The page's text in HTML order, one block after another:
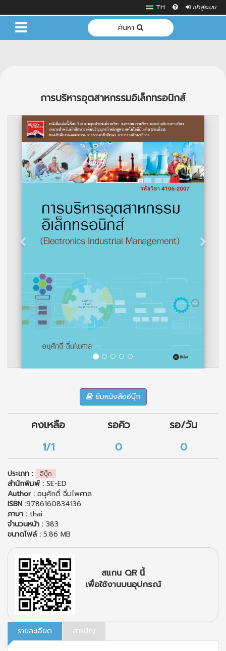
TH เข้าสู่ระบบ
ค้นหา
การบริหารอุตสาหกรรมอิเล็กทรอนิกส์
Previous Next
ยืมหนังสืออีบุ๊ก
คงเหลือ รอคิว
รอ/วัน
1/1
0 0
ประเภท : อีบุ๊ก
สำนักพิมพ์ : SE-ED
Author : อนุศักดิ์ ฉิ่มไพศาล
ISBN :9786160834136
ภาษา : thai
จำนวนหน้า : 383
ขนาดไฟล์ : 5.86 MB
สแกน QR นี้
เพื่อใช้งานบนอุปกรณ์
รายละเอียด สารบัญ